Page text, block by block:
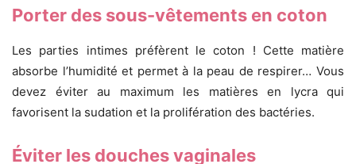
Porter des sous-vêtements en coton
Les parties intimes préfèrent le coton ! Cette matière
absorbe l’humidité et permet à la peau de respirer… Vous
devez éviter au maximum les matières en lycra qui
favorisent la sudation et la prolifération des bactéries.
Éviter les douches vaginales